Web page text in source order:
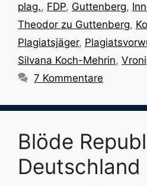
plag., FDP, Guttenberg,
Theodor zu Guttenberg,
Plagiatsjäger,
Silvana Koch-Mehrin,
7 Kommentare
Blöde
Deutschland